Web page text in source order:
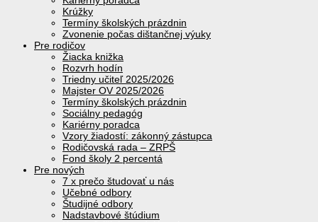
Krúžky
Termíny školských prázdnin
Zvonenie počas dištančnej výuky
Pre rodičov
Žiacka knižka
Rozvrh hodín
Triedny učiteľ 2025/2026
Majster OV 2025/2026
Termíny školských prázdnin
Sociálny pedagóg
Kariérny poradca
Vzory žiadostí: zákonný zástupca
Rodičovská rada – ZRPŠ
Fond školy 2 percentá
Pre nových
7 x prečo študovať u nás
Učebné odbory
Študijné odbory
Nadstavbové štúdium